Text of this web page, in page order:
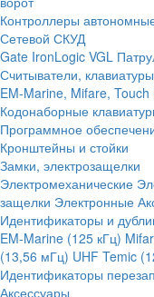
Контроллеры
Сетевой СКУД
Gate IronLogic VGL
Считыватели,
EM-Marine, Mifare, Touch
Кодонаборные
Программное
Кронштейны и стойки
Замки, электрозащелки
Электромеханические
защелки Электронные
Идентификаторы и
EM-Marine (125 кГц)
(13,56 мГц) UHF Temic
Идентификаторы
Аксессуары